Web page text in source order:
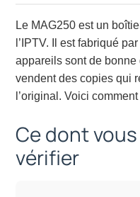
Le MAG250 est un
l’IPTV. Il est fabriqué
appareils sont de
vendent des copies qui
l’original. Voici
Ce dont
vérifier